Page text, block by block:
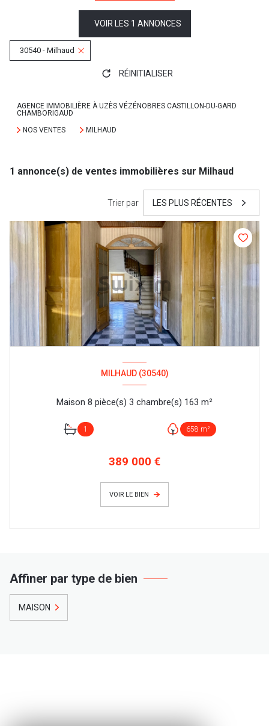
VOIR LES 1 ANNONCES
30540 - Milhaud
RÉINITIALISER
AGENCE IMMOBILIÈRE À UZÈS VÉZÉNOBRES CASTILLON-DU-GARD
CHAMBORIGAUD
NOS VENTES
MILHAUD
1 annonce(s) de ventes immobilières sur Milhaud
Trier par LES PLUS RÉCENTES
MILHAUD (30540)
Maison 8 pièce(s) 3 chambre(s) 163 m²
1 658 m²
389 000 €
VOIR LE BIEN
Affiner par type de bien
MAISON